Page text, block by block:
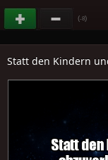
(-8)
Statt den Kindern